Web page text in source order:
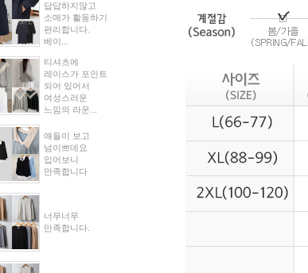
답답하지않고
소매가 활동하기
편리합니다.
베이...
티셔츠에
레이스가 포인트
되어 있어서
여성스러운
느낌의 라운...
얘들이 보고
넘이쁘데요
입어보니
만족합니다
너무너무
만족합니다.